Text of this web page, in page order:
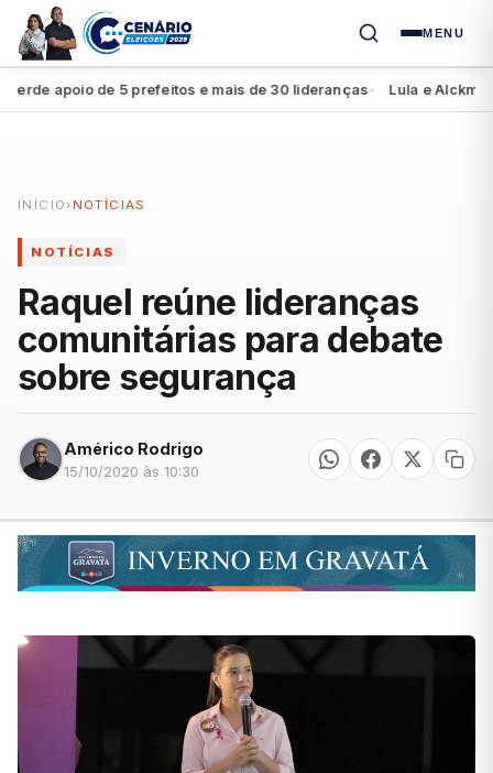
MENU
apoio de 5 prefeitos e mais de 30 lideranças● Lula e Alckmin
INÍCIO › NOTÍCIAS
NOTÍCIAS
Raquel reúne lideranças
comunitárias para debate
sobre segurança
Américo Rodrigo
15/10/2020 às 10:30